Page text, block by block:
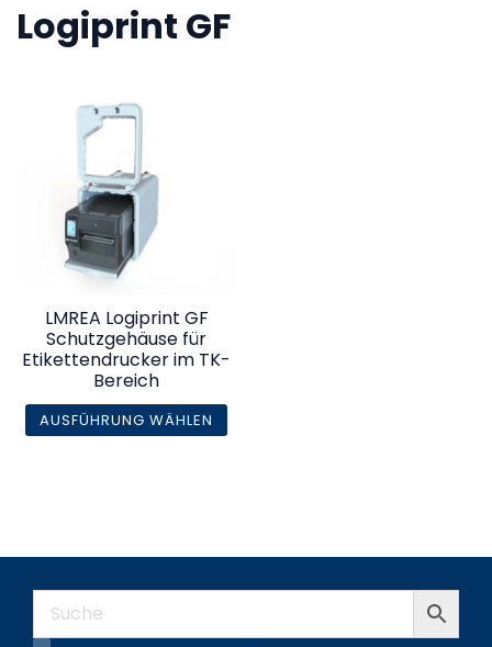
Logiprint GF
LMREA Logiprint GF
Schutzgehäuse für
Etikettendrucker im TK-
Bereich
AUSFÜHRUNG WÄHLEN
Die